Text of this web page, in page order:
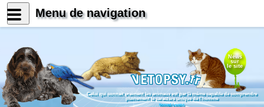
News
sur
le site
Celui qui connait vraiment les animaux est par là même capable de comprendre
pleinement le caractère unique de l'homme
Konrad Lorenz
Menu de navigation